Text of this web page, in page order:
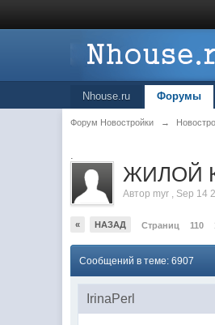
Nhouse.ru Форумы
Форум Новостройки →
.
ЖИЛОЙ
Автор myr , Sep 14
« НАЗАД Страниц 110
Сообщений в теме: 6907
IrinaPerl